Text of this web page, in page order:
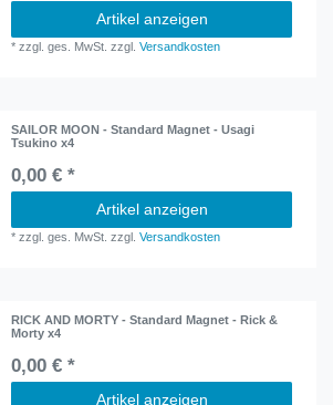
Artikel anzeigen
*zzgl. ges. MwSt. zzgl.Versandkosten
SAILOR MOON - Standard Magnet - Usagi
Tsukino x4
0,00 € *
Artikel anzeigen
*zzgl. ges. MwSt. zzgl.Versandkosten
RICK AND MORTY - Standard Magnet - Rick &
Morty x4
0,00 € *
Artikel anzeigen